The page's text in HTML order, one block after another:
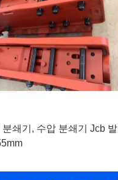
분쇄기, 수압 분쇄기 Jcb 발